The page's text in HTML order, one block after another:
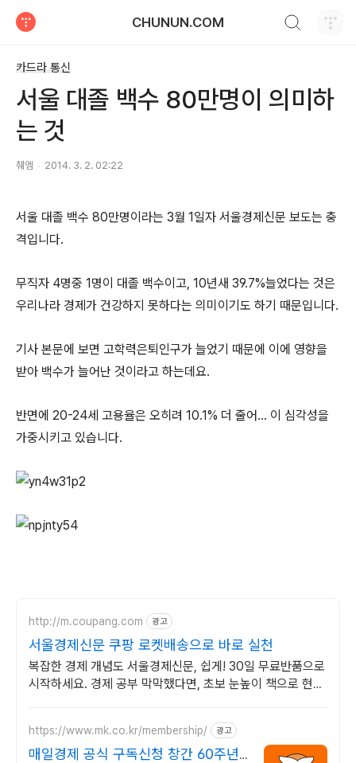
CHUNUN.COM
카드라 통신
서울 대졸 백수 80만명이 의미하
는 것
췌엠 2014. 3. 2. 02:22
서울 대졸 백수 80만명이라는 3월 1일자 서울경제신문 보도는 충
격입니다.
무직자 4명중 1명이 대졸 백수이고, 10년새 39.7%늘었다는 것은
우리나라 경제가 건강하지 못하다는 의미이기도 하기 때문입니다.
기사 본문에 보면 고학력은퇴인구가 늘었기 때문에 이에 영향을
받아 백수가 늘어난 것이라고 하는데요.
반면에 20-24세 고용율은 오히려 10.1% 더 줄어… 이 심각성을
가중시키고 있습니다.
http://m.coupang.com 광고
서울경제신문 쿠팡 로켓배송으로 바로 실천
복잡한 경제 개념도 서울경제신문, 쉽게! 30일 무료반품으로
시작하세요. 경제 공부 막막했다면, 초보 눈높이 책으로 현명
https://www.mk.co.kr/membership/ 광고
매일경제 공식 구독신청 창간 60주년